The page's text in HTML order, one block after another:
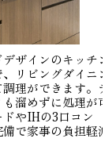
ザインのキッチン
リビングダイニン
理ができます。デ
溜めずに処理が可
やIHの3口コン
で家事の負担軽減